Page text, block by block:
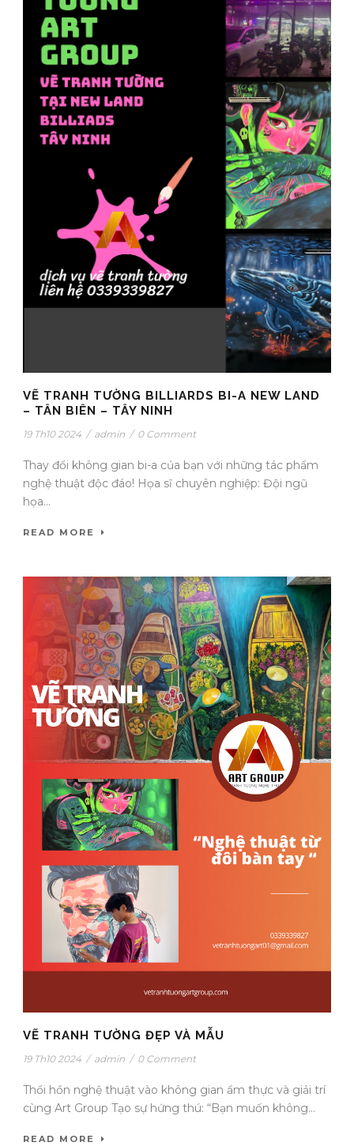
VẼ TRANH TƯỜNG BILLIARDS BI-A NEW LAND
– TÂN BIÊN – TÂY NINH
19 Th10 2024 / admin / 0 Comment
Thay đổi không gian bi-a của bạn với những tác phẩm
nghệ thuật độc đáo! Họa sĩ chuyên nghiệp: Đội ngũ
họa...
READ MORE
VẼ TRANH TƯỜNG ĐẸP VÀ MẪU
19 Th10 2024 / admin / 0 Comment
Thổi hồn nghệ thuật vào không gian ẩm thực và giải trí
cùng Art Group Tạo sự hứng thú: “Bạn muốn không...
READ MORE